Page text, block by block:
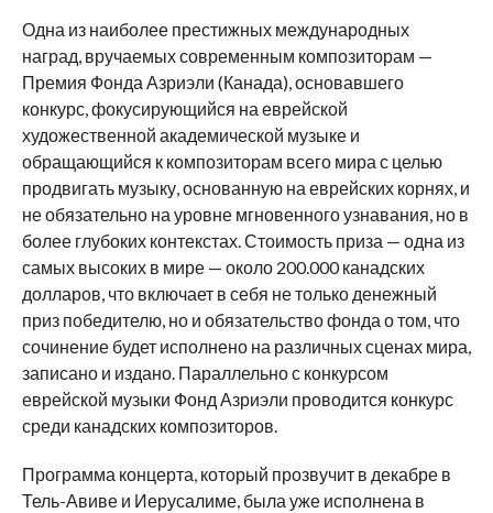
Одна из наиболее престижных международных
наград, вручаемых современным композиторам —
Премия Фонда Азриэли (Канада), основавшего
конкурс, фокусирующийся на еврейской
художественной академической музыке и
обращающийся к композиторам всего мира с целью
продвигать музыку, основанную на еврейских корнях, и
не обязательно на уровне мгновенного узнавания, но в
более глубоких контекстах. Стоимость приза — одна из
самых высоких в мире — около 200.000 канадских
долларов, что включает в себя не только денежный
приз победителю, но и обязательство фонда о том, что
сочинение будет исполнено на различных сценах мира,
записано и издано. Параллельно с конкурсом
еврейской музыки Фонд Азриэли проводится конкурс
среди канадских композиторов.
Программа концерта, который прозвучит в декабре в
Тель-Авиве и Иерусалиме, была уже исполнена в